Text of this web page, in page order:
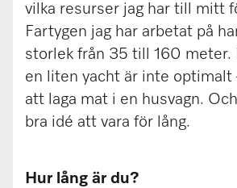
vilka resurser jag har till mitt
Fartygen jag har arbetat på
storlek från 35 till 160 meter.
en liten yacht är inte optimalt
att laga mat i en husvagn.
bra idé att vara för lång.
Hur lång är du?